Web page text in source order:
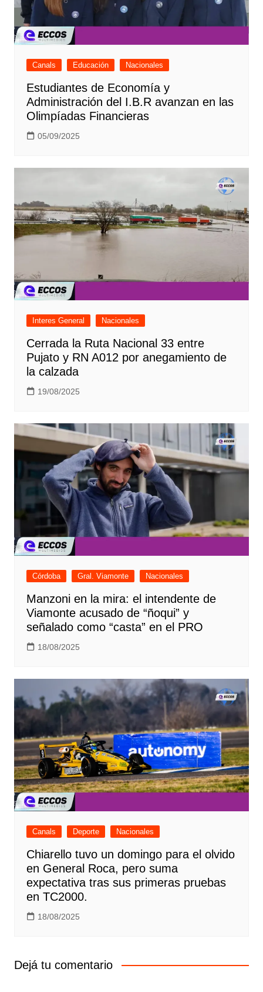
Canals Educación Nacionales
Estudiantes de Economía y
Administración del I.B.R avanzan en las
Olimpíadas Financieras
05/09/2025
Interes General Nacionales
Cerrada la Ruta Nacional 33 entre
Pujato y RN A012 por anegamiento de
la calzada
19/08/2025
Córdoba Gral. Viamonte Nacionales
Manzoni en la mira: el intendente de
Viamonte acusado de “ñoqui” y
señalado como “casta” en el PRO
18/08/2025
Canals Deporte Nacionales
Chiarello tuvo un domingo para el olvido
en General Roca, pero suma
expectativa tras sus primeras pruebas
en TC2000.
18/08/2025
Dejá tu comentario